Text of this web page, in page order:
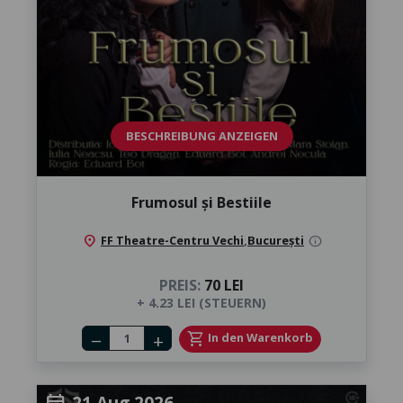
BESCHREIBUNG ANZEIGEN
Frumosul și Bestiile
location_on FF Theatre-Centru Vechi București info
PREIS: 70 LEI
+ 4.23 LEI (STEUERN)
Number of tickets
remove add shopping_cart In den Warenkorb